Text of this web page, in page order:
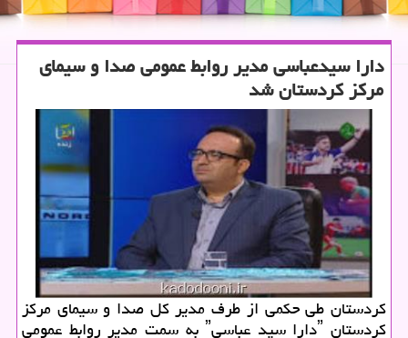
دارا سیدعباسی مدیر روابط عمومی صدا و سیمای
مركز كردستان شد
كردستان طی حكمی از طرف مدیر كل صدا و سیمای مركز
كردستان ˮدارا سید عباسیˮ به سمت مدیر روابط عمومی